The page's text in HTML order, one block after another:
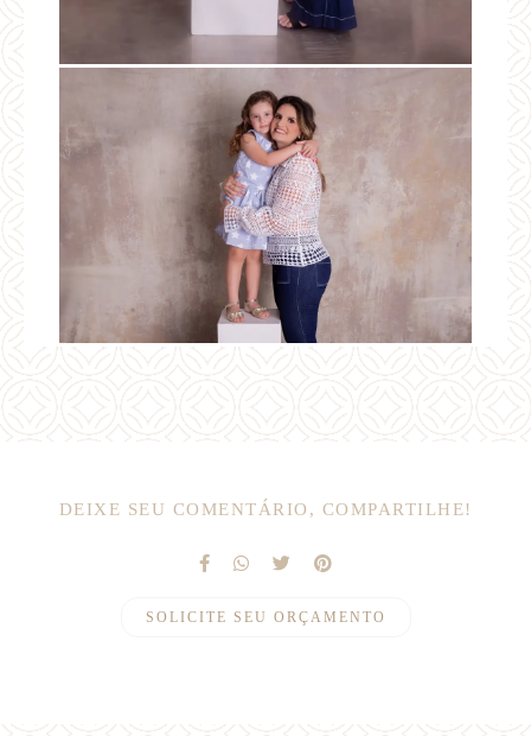
DEIXE SEU COMENTÁRIO, COMPARTILHE!
SOLICITE SEU ORÇAMENTO